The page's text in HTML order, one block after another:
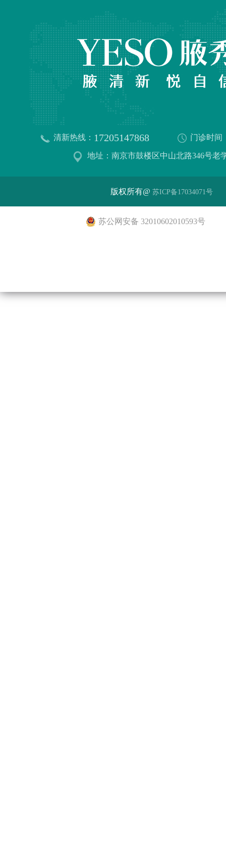
清新热线： 17205147868 门诊时间
地址：南京市鼓楼区中山北路346号老
版权所有@ 苏ICP备17034071号
苏公网安备 32010602010593号